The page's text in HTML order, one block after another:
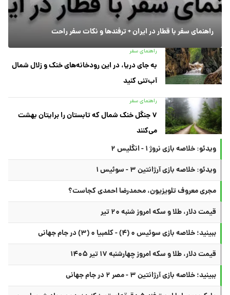
راهنمای سفر با قطار در ایران + ترفندها و نکات سفر راحت
راهنمای سفر
به جای دریا، در این رودخانه‌های خنک و زلال شمال
آب‌تنی کنید
راهنمای سفر
۷ جنگل خنک شمال که تابستان را برایتان بهشت
می‌کنند
ویدئو: خلاصه بازی نروژ ۱ - انگلیس ۲
ویدئو: خلاصه بازی آرژانتین ۳ - سوئیس ۱
مجری معروف تلویزیون، محمدرضا احمدی کجاست؟
قیمت دلار، طلا و سکه امروز شنبه ۲۰ تیر
ببینید؛ خلاصه بازی سوئیس ۰ (۴) - کلمبیا ۰ (۳) در جام جهانی
قیمت دلار، طلا و سکه امروز چهارشنبه ۱۷ تیر ۱۴۰۵
ببینید؛ خلاصه بازی آرژانتین ۳ - مصر ۲ در جام جهانی